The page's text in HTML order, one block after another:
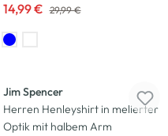
14,99 € 29,99 €
Jim Spencer
Herren Henleyshirt in melierter
Optik mit halbem Arm